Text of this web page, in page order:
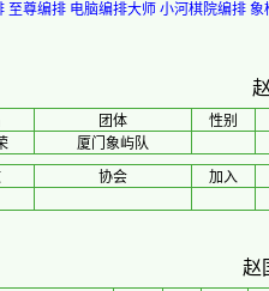
至尊编排 电脑编排大师 小河棋院编排 象
团体
性别
厦门象屿队
协会 加入
赵